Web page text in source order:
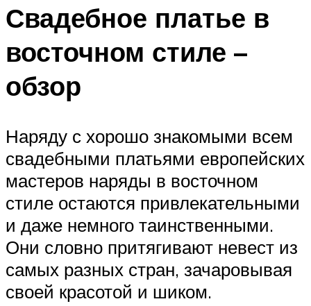
Свадебное платье в
восточном стиле –
обзор
Наряду с хорошо знакомыми всем
свадебными платьями европейских
мастеров наряды в восточном
стиле остаются привлекательными
и даже немного таинственными.
Они словно притягивают невест из
самых разных стран, зачаровывая
своей красотой и шиком.